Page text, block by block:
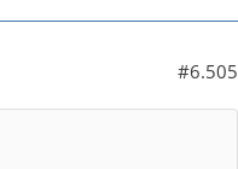
#6.505